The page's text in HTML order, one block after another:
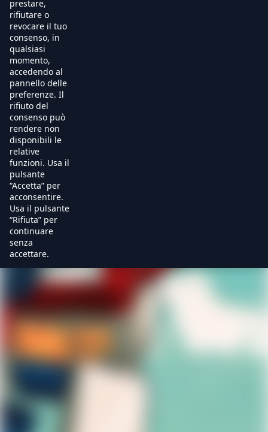
prestare,
rifiutare o
revocare il tuo
consenso, in
qualsiasi
momento,
accedendo al
pannello delle
preferenze. Il
rifiuto del
consenso può
rendere non
disponibili le
relative
funzioni. Usa il
pulsante
“Accetta” per
acconsentire.
Usa il pulsante
“Rifiuta” per
continuare
senza
accettare.